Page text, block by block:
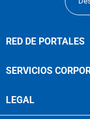
RED DE PORTALES
SERVICIOS
LEGAL